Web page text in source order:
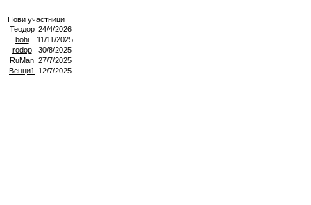
Нови участници
Теодор 24/4/2026
bohi
11/11/2025
rodop
30/8/2025
RuMan 27/7/2025
Венци1
12/7/2025